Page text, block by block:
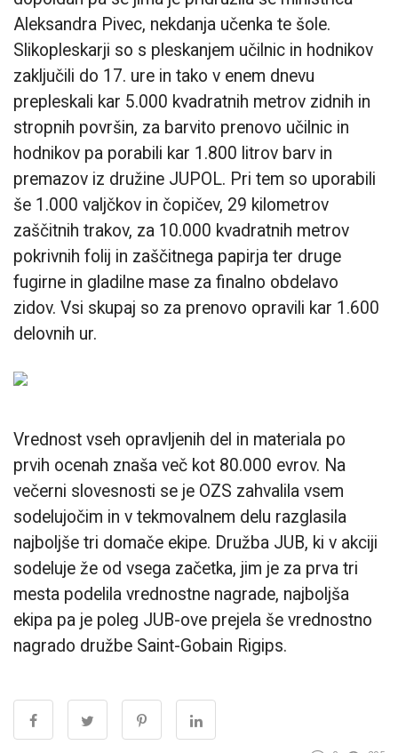
Aleksandra Pivec, nekdanja učenka te šole.
Slikopleskarji so s pleskanjem učilnic in hodnikov
zaključili do 17. ure in tako v enem dnevu
prepleskali kar 5.000 kvadratnih metrov zidnih in
stropnih površin, za barvito prenovo učilnic in
hodnikov pa porabili kar 1.800 litrov barv in
premazov iz družine JUPOL. Pri tem so uporabili
še 1.000 valjčkov in čopičev, 29 kilometrov
zaščitnih trakov, za 10.000 kvadratnih metrov
pokrivnih folij in zaščitnega papirja ter druge
fugirne in gladilne mase za finalno obdelavo
zidov. Vsi skupaj so za prenovo opravili kar 1.600
delovnih ur.
Vrednost vseh opravljenih del in materiala po
prvih ocenah znaša več kot 80.000 evrov. Na
večerni slovesnosti se je OZS zahvalila vsem
sodelujočim in v tekmovalnem delu razglasila
najboljše tri domače ekipe. Družba JUB, ki v akciji
sodeluje že od vsega začetka, jim je za prva tri
mesta podelila vrednostne nagrade, najboljša
ekipa pa je poleg JUB-ove prejela še vrednostno
nagrado družbe Saint-Gobain Rigips.